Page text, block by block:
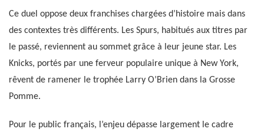
Ce duel oppose deux franchises chargées d’histoire mais dans
des contextes très différents. Les Spurs, habitués aux titres par
le passé, reviennent au sommet grâce à leur jeune star. Les
Knicks, portés par une ferveur populaire unique à New York,
rêvent de ramener le trophée Larry O’Brien dans la Grosse
Pomme.
Pour le public français, l’enjeu dépasse largement le cadre